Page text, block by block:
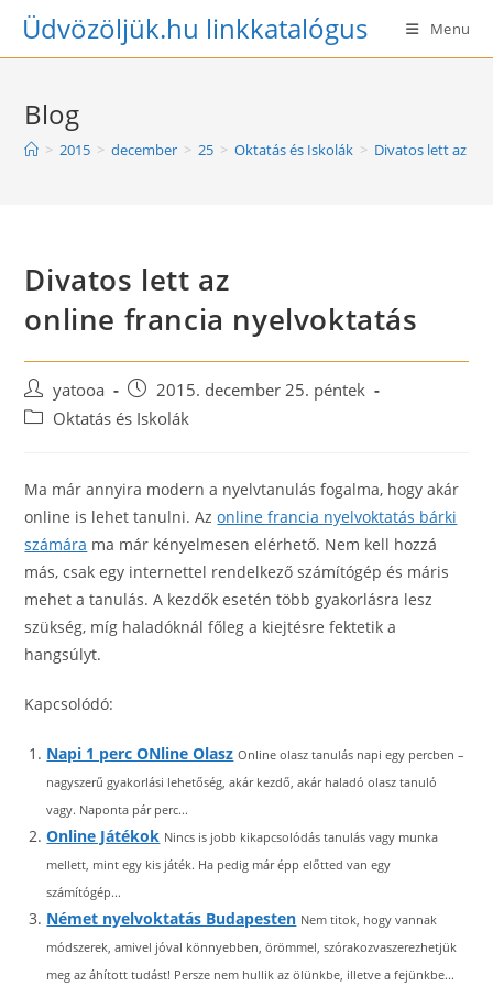
SkipÜdvözöljük.hu linkkatalógus Menu
Blog
> 2015 > december > 25 > Oktatás és Iskolák > Divatos lett az
Divatos lett az
online francia nyelvoktatás
Post
author:
yatooa
Post
published:
2015. december 25. péntek
PostOktatás és Iskolák
Ma már annyira modern a nyelvtanulás fogalma, hogy akár
online is lehet tanulni. Azonline francia nyelvoktatás bárki
számára ma már kényelmesen elérhető. Nem kell hozzá
más, csak egy internettel rendelkező számítógép és máris
mehet a tanulás. A kezdők esetén több gyakorlásra lesz
szükség, míg haladóknál főleg a kiejtésre fektetik a
hangsúlyt.
Kapcsolódó:
Napi 1 perc ONline Olasz Online olasz tanulás napi egy percben –
nagyszerű gyakorlási lehetőség, akár kezdő, akár haladó olasz tanuló
vagy. Naponta pár perc...
Online Játékok Nincs is jobb kikapcsolódás tanulás vagy munka
mellett, mint egy kis játék. Ha pedig már épp előtted van egy
számítógép...
Német nyelvoktatás Budapesten Nem titok, hogy vannak
módszerek, amivel jóval könnyebben, örömmel, szórakozvaszerezhetjük
meg az áhított tudást! Persze nem hullik az ölünkbe, illetve a fejünkbe...